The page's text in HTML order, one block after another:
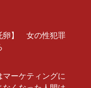
卵】 女の性犯罪
ーケティングに